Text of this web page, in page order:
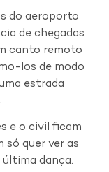
do aeroporto
de chegadas
canto remoto
los de modo
estrada
e o civil ficam
só quer ver as
última dança.